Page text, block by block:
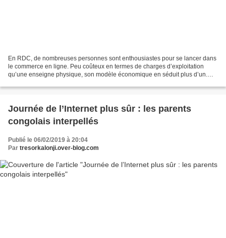
En RDC, de nombreuses personnes sont enthousiastes pour se lancer dans
le commerce en ligne. Peu coûteux en termes de charges d’exploitation
qu’une enseigne physique, son modèle économique en séduit plus d’un.
Journée de l’Internet plus sûr : les parents
congolais interpellés
Publié le 06/02/2019 à 20:04
Par tresorkalonji.over-blog.com